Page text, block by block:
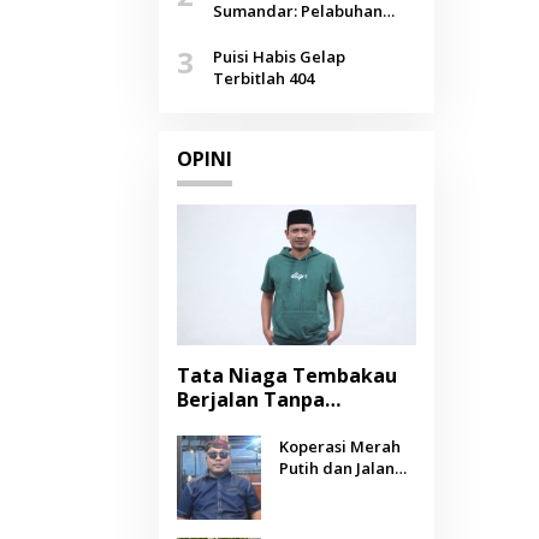
Agustus
Sumandar: Pelabuhan
Selendang Benang Merah
Lombang
3
Puisi Habis Gelap
Terbitlah 404
OPINI
Tata Niaga Tembakau
Berjalan Tanpa
Negara Berpihak
kepada Petani?
Koperasi Merah
Putih dan Jalan